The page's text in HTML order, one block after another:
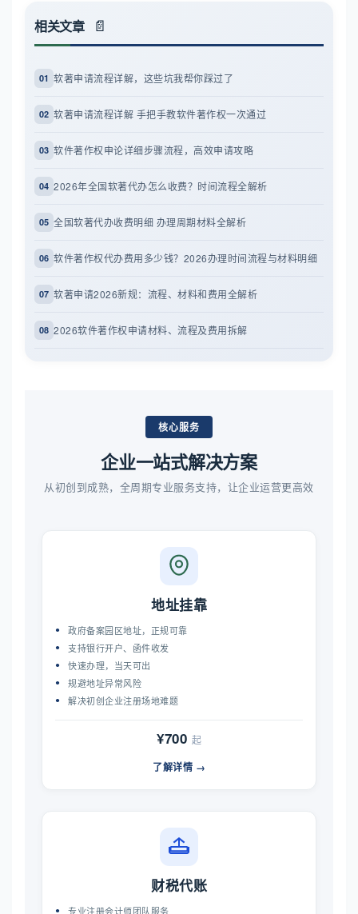
相关文章
01 软著申请流程详解，这些坑我帮你踩过了
02 软著申请流程详解 手把手教软件著作权一次通过
03 软件著作权申论详细步骤流程，高效申请攻略
04 2026年全国软著代办怎么收费？时间流程全解析
05 全国软著代办收费明细 办理周期材料全解析
06 软件著作权代办费用多少钱？2026办理时间流程与材料明细
07 软著申请2026新规：流程、材料和费用全解析
08 2026软件著作权申请材料、流程及费用拆解
核心服务
企业一站式解决方案
从初创到成熟，全周期专业服务支持，让企业运营更高效
地址挂靠
政府备案园区地址，正规可靠
支持银行开户、函件收发
快速办理，当天可出
规避地址异常风险
解决初创企业注册场地难题
¥700 起
了解详情 →
财税代账
专业注册会计师团队服务